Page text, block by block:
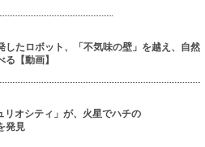
したロボット、「不気味の壁」を越え、自然
【動画】
リオシティ」が、火星でハチの
発見